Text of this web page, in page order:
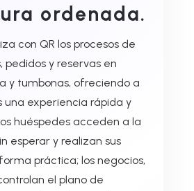
ordenada.
con QR los procesos de
pedidos y reservas en
y tumbonas, ofreciendo a
una experiencia rápida y
huéspedes acceden a la
esperar y realizan sus
práctica; los negocios,
el plano de